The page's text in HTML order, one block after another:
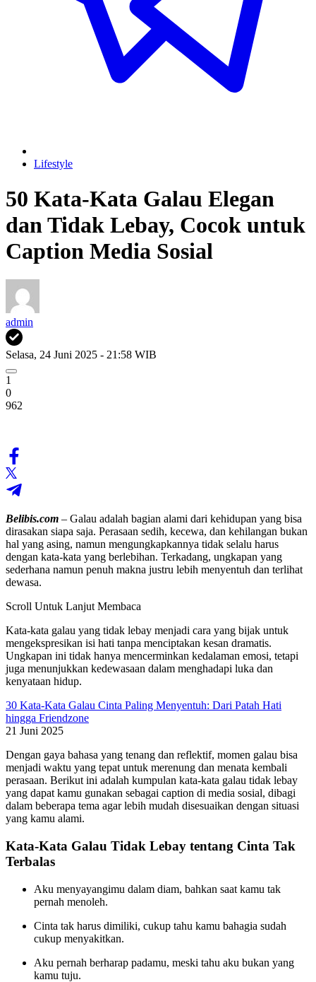
Lifestyle
50 Kata-Kata Galau Elegan
dan Tidak Lebay, Cocok untuk
Caption Media Sosial
admin
Selasa, 24 Juni 2025 - 21:58 WIB
1
0
962
Belibis.com – Galau adalah bagian alami dari kehidupan yang bisa
dirasakan siapa saja. Perasaan sedih, kecewa, dan kehilangan bukan
hal yang asing, namun mengungkapkannya tidak selalu harus
dengan kata-kata yang berlebihan. Terkadang, ungkapan yang
sederhana namun penuh makna justru lebih menyentuh dan terlihat
dewasa.
Scroll Untuk Lanjut Membaca
Kata-kata galau yang tidak lebay menjadi cara yang bijak untuk
mengekspresikan isi hati tanpa menciptakan kesan dramatis.
Ungkapan ini tidak hanya mencerminkan kedalaman emosi, tetapi
juga menunjukkan kedewasaan dalam menghadapi luka dan
kenyataan hidup.
30 Kata-Kata Galau Cinta Paling Menyentuh: Dari Patah Hati
hingga Friendzone
21 Juni 2025
Dengan gaya bahasa yang tenang dan reflektif, momen galau bisa
menjadi waktu yang tepat untuk merenung dan menata kembali
perasaan. Berikut ini adalah kumpulan kata-kata galau tidak lebay
yang dapat kamu gunakan sebagai caption di media sosial, dibagi
dalam beberapa tema agar lebih mudah disesuaikan dengan situasi
yang kamu alami.
Kata-Kata Galau Tidak Lebay tentang Cinta Tak
Terbalas
Aku menyayangimu dalam diam, bahkan saat kamu tak
pernah menoleh.
Cinta tak harus dimiliki, cukup tahu kamu bahagia sudah
cukup menyakitkan.
Aku pernah berharap padamu, meski tahu aku bukan yang
kamu tuju.